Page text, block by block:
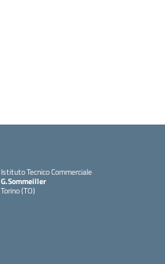
Istituto Tecnico Commerciale
G.Sommeiller
Torino (TO)